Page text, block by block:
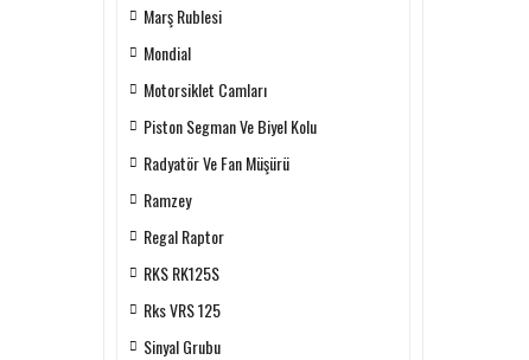
Marş Rublesi
Mondial
Motorsiklet Camları
Piston Segman Ve Biyel Kolu
Radyatör Ve Fan Müşürü
Ramzey
Regal Raptor
RKS RK125S
Rks VRS 125
Sinyal Grubu